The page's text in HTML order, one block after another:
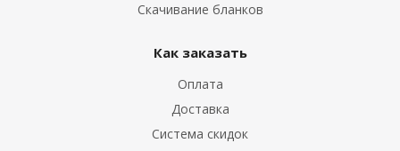
Скачивание бланков
Как заказать
Оплата
Доставка
Система скидок